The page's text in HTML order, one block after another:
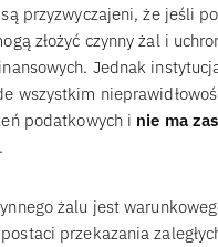
przyzwyczajeni, że jeśli
złożyć czynny żal i
Jednak
wszystkim
podatkowych i nie ma
.
żalu jest
przekazania